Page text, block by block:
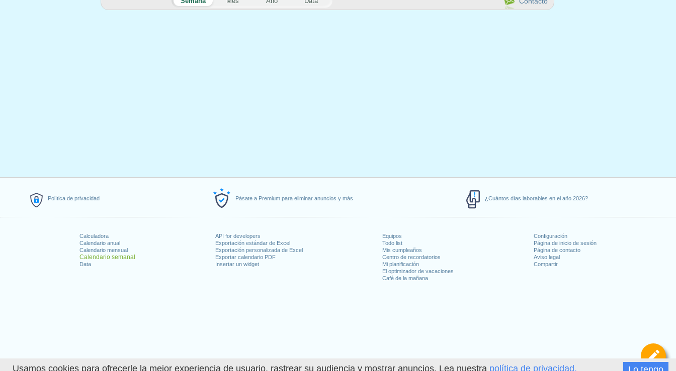
Usamos cookies para ofrecerle la mejor experiencia de usuario, rastrear su audiencia y mostrar anuncios. Lea nuestra política de privacidad.
Política de privacidad Pásate a Premium para eliminar anuncios y más ¿Cuántos días laborables en el año 2026?
Calculadora
Calendario anual
Calendario mensual
Calendario semanal
Data
API for developers
Exportación estándar de Excel
Exportación personalizada de Excel
Exportar calendario PDF
Insertar un widget
Equipos
Todo list
Mis cumpleaños
Centro de recordatorios
Mi planificación
El optimizador de vacaciones
Café de la mañana
Configuración
Página de inicio de sesión
Página de contacto
Aviso legal
Compartir